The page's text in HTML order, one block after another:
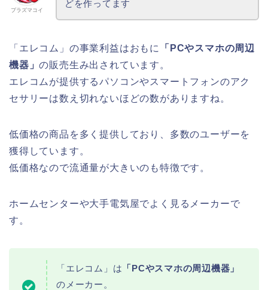
プラズマコイ
どを作ってます
「エレコム」の事業利益はおもに
「PCやスマホの周辺
機器」の販売生み出されています。
エレコムが提供するパソコンやスマートフォンのアク
セサリーは数え切れないほどの数がありますね。
低価格の商品を多く提供しており、多数のユーザーを
獲得しています。
低価格なので流通量が大きいのも特徴です。
ホームセンターや大手電気屋でよく見るメーカーで
す。
「エレコム」は 「PCやスマホの周辺機器」
のメーカー。